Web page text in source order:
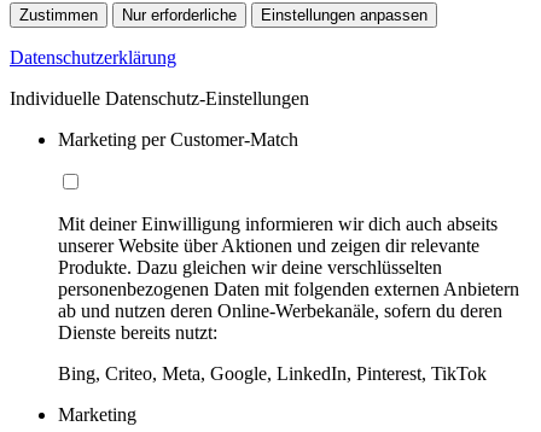
Zustimmen Nur erforderliche Einstellungen anpassen
Datenschutzerklärung
Individuelle Datenschutz-Einstellungen
Marketing per Customer-Match
Mit deiner Einwilligung informieren wir dich auch abseits
unserer Website über Aktionen und zeigen dir relevante
Produkte. Dazu gleichen wir deine verschlüsselten
personenbezogenen Daten mit folgenden externen Anbietern
ab und nutzen deren Online-Werbekanäle, sofern du deren
Dienste bereits nutzt:
Bing, Criteo, Meta, Google, LinkedIn, Pinterest, TikTok
Marketing